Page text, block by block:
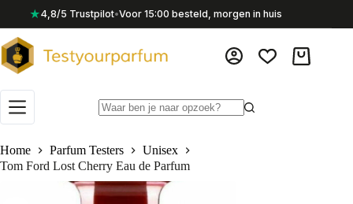
inhoud
★4,8/5 Trustpilot•Voor 15:00 besteld, morgen in huis
Home
Parfum Testers
Unisex
Tom Ford Lost Cherry Eau de Parfum